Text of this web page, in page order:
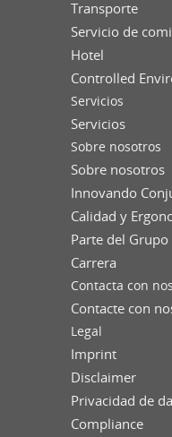
Transporte
Servicio de
Hotel
Controlled
Servicios
Servicios
Sobre nosotros
Sobre nosotros
Innovando
Calidad y
Parte del
Carrera
Contacta con
Contacte con
Legal
Imprint
Disclaimer
Privacidad de
Compliance